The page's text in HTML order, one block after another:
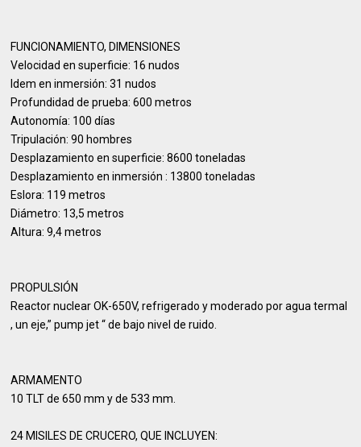
FUNCIONAMIENTO, DIMENSIONES
Velocidad en superficie: 16 nudos
Idem en inmersión: 31 nudos
Profundidad de prueba: 600 metros
Autonomía: 100 días
Tripulación: 90 hombres
Desplazamiento en superficie: 8600 toneladas
Desplazamiento en inmersión : 13800 toneladas
Eslora: 119 metros
Diámetro: 13,5 metros
Altura: 9,4 metros
PROPULSIÓN
Reactor nuclear OK-650V, refrigerado y moderado por agua termal
, un eje,” pump jet “ de bajo nivel de ruido.
ARMAMENTO
10 TLT de 650 mm y de 533 mm.
24 MISILES DE CRUCERO, QUE INCLUYEN: